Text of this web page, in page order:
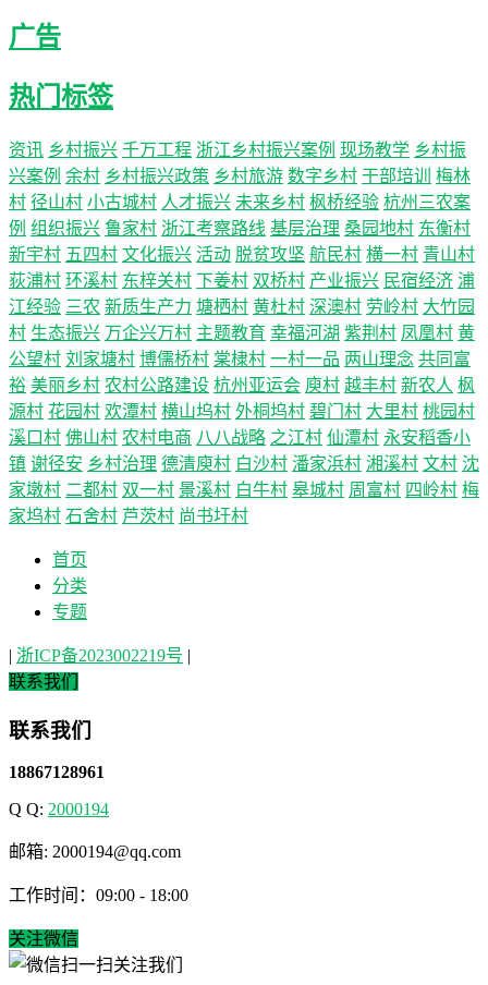
广告
热门标签
资讯 乡村振兴 千万工程 浙江乡村振兴案例 现场教学 乡村振
兴案例 余村 乡村振兴政策 乡村旅游 数字乡村 干部培训
梅林
村 径山村 小古城村 人才振兴 未来乡村 枫桥经验 杭州三农案
例 组织振兴 鲁家村 浙江考察路线 基层治理 桑园地村 东衡村
新宇村 五四村 文化振兴 活动 脱贫攻坚 航民村 横一村 青山村
荻浦村 环溪村 东梓关村 下姜村 双桥村 产业振兴 民宿经济 浦
江经验 三农 新质生产力 塘栖村 黄杜村 深澳村 劳岭村 大竹园
村 生态振兴 万企兴万村 主题教育 幸福河湖 紫荆村 凤凰村 黄
公望村 刘家塘村 博儒桥村 棠棣村 一村一品 两山理念 共同富
裕 美丽乡村 农村公路建设 杭州亚运会 庾村 越丰村 新农人 枫
源村 花园村 欢潭村 横山坞村 外桐坞村 碧门村 大里村 桃园村
溪口村 佛山村 农村电商 八八战略 之江村 仙潭村 永安稻香小
镇 谢径安 乡村治理 德清庾村 白沙村 潘家浜村 湘溪村 文村 沈
家墩村 二都村 双一村 景溪村 白牛村 皋城村 周富村 四岭村 梅
家坞村 石舍村 芦茨村 尚书圩村
首页
分类
专题
| 浙ICP备2023002219号 |
联系我们
联系我们
18867128961
Q Q: 2000194
邮箱: 2000194@qq.com
工作时间：09:00 - 18:00
关注微信